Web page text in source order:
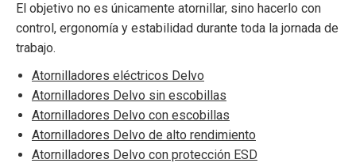
El objetivo no es únicamente atornillar, sino hacerlo con
control, ergonomía y estabilidad durante toda la jornada de
trabajo.
Atornilladores eléctricos Delvo
Atornilladores Delvo sin escobillas
Atornilladores Delvo con escobillas
Atornilladores Delvo de alto rendimiento
Atornilladores Delvo con protección ESD